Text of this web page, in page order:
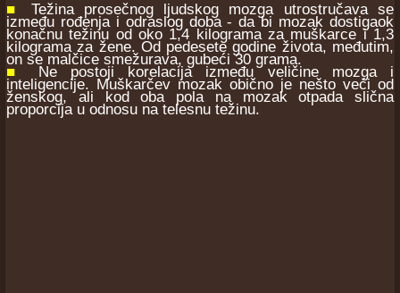
■
Težina prosečnog ljudskog mozga utrostručava se
između rođenja i odraslog doba - da bi mozak dostigaok
konačnu težinu od oko 1,4 kilograma za muškarce i 1,3
kilograma za žene. Od pedesete godine života, međutim,
on se malčice smežurava, gubeći 30 grama.
■ Ne postoji korelacija između veličine mozga i
inteligencije. Muškarčev mozak obično je nešto veći od
ženskog, ali kod oba pola na mozak otpada slična
proporcija u odnosu na telesnu težinu.